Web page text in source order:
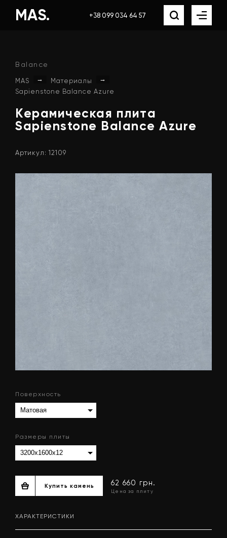
MAS. +38 099 034 64 57
Balance
MAS → Материалы
→
Sapienstone Balance Azure
Керамическая плита
Sapienstone Balance Azure
Артикул: 12109
Поверхность
Размеры плиты
ХАРАКТЕРИСТИКИ